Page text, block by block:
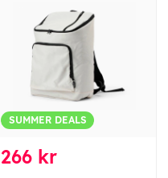
SUMMER DEALS
266 kr